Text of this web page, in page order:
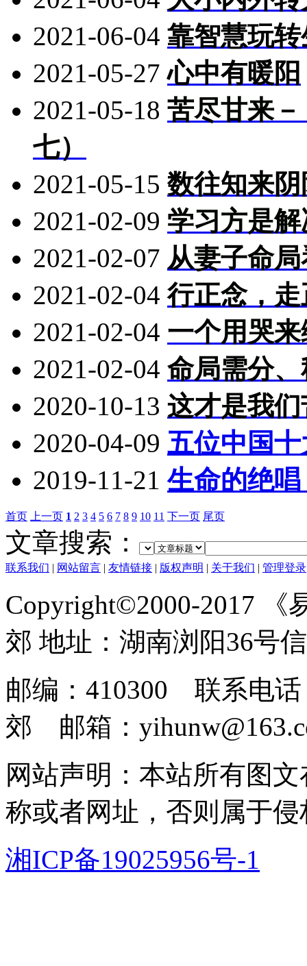
2021-06-04 靠智慧玩
2021-05-27 心中有暖阳
2021-05-18 苦尽甘来
七）
2021-05-15 数往知来
2021-02-09 学习方是
2021-02-07 从妻子命
2021-02-04 行正念，
2021-02-04 一个用哭
2021-02-04 命局需分
2020-10-13 这才是我
2020-04-09 五位中国
2019-11-21 生命的绝
首页 上一页 1 2 3 4 5 6 7 8 9 10 11 下一页 尾页
文章搜索：
联系我们 网站留言 友情链接 版权声明 关于我们 管理登录
Copyright©2000-2017 《
郊 地址：湖南浏阳36号
邮编：410300 联系电
郊 邮箱：
网站声明：本站所有图
称或者网址，否则属于
湘ICP备19025956号-1